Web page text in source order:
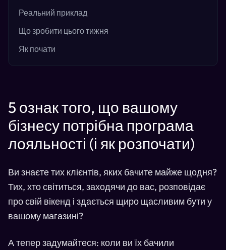
Реальний приклад
Що зробити цього тижня
Як почати
5 ознак того, що вашому
бізнесу потрібна програма
лояльності (і як розпочати)
Ви знаєте тих клієнтів, яких бачите майже щодня?
Тих, хто світиться, заходячи до вас, розповідає
про свій вікенд і здається щиро щасливим бути у
вашому магазині?
А тепер задумайтеся: коли ви їх бачили